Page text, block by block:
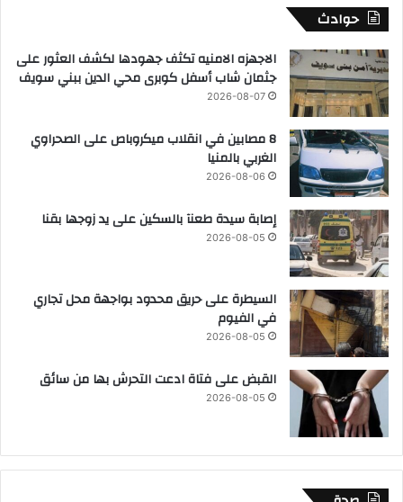
حوادث
الاجهزه الامنيه تكثف جهودها لكشف العثور على
جثمان شاب أسفل كوبرى محي الدين ببني سويف
2026-08-07
8 مصابين في انقلاب ميكروباص على الصحراوي
الغربي بالمنيا
2026-08-06
إصابة سيدة طعنآ بالسكين على يد زوجها بقنا
2026-08-05
السيطرة على حريق محدود بواجهة محل تجاري
في الفيوم
2026-08-05
القبض على فتاة ادعت التحرش بها من سائق
2026-08-05